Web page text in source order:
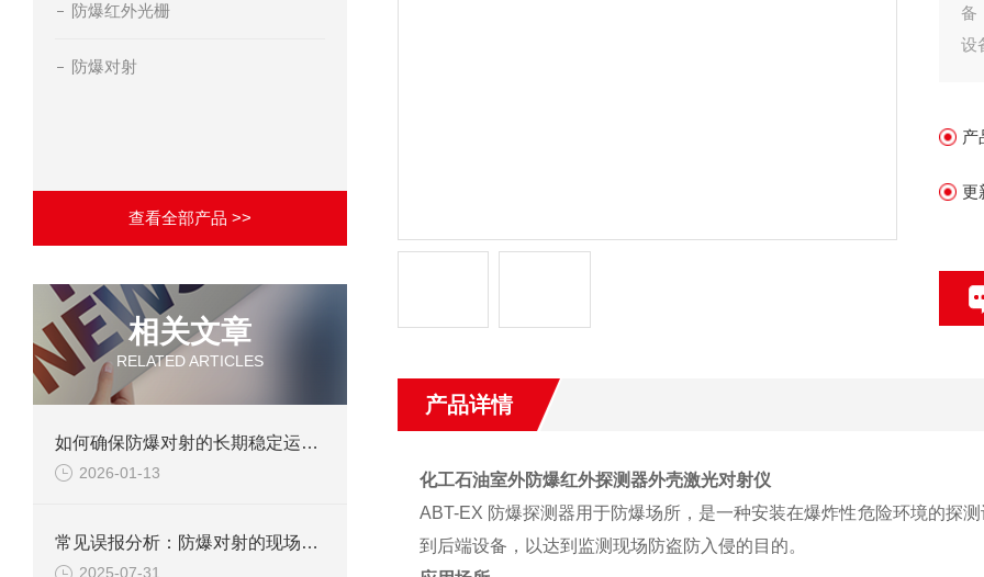
防爆红外光栅
防爆对射
查看全部产品 >>
相关文章
RELATED ARTICLES
如何确保防爆对射的长期稳定运行？
2026-01-13
常见误报分析：防爆对射的现场调试避坑指南
2025-07-31
备
设
产
更
产品详情
化工石油室外防爆红外探测器外壳激光对射仪
ABT-EX 防爆探测器用于防爆场所，是一种安装在爆炸性危险环境的探
到 后端设备 ，以达到监测现场防盗防入侵的目的。